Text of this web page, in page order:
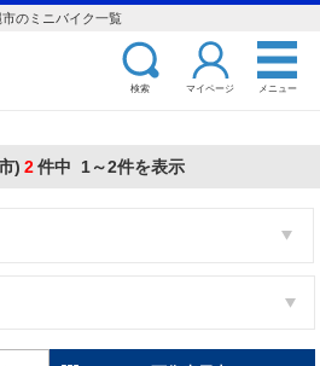
のミニバイク一覧
検索 マイページ メニュー
) 2件中 1～2件を表示